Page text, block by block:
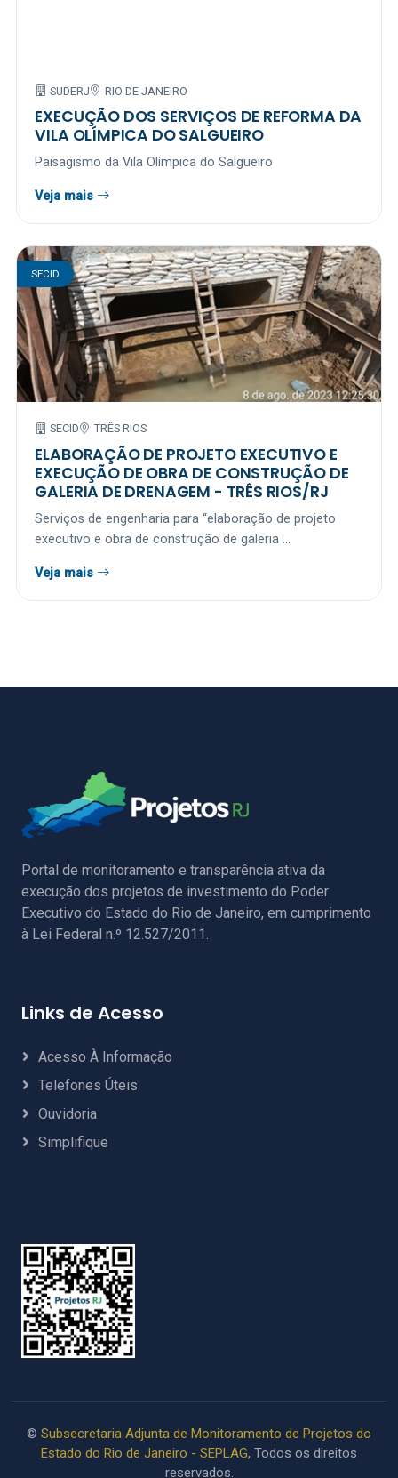
SUDERJ RIO DE JANEIRO
EXECUÇÃO DOS SERVIÇOS DE REFORMA DA
VILA OLÍMPICA DO SALGUEIRO
Paisagismo da Vila Olímpica do Salgueiro
Veja mais
SECID
SECID TRÊS RIOS
ELABORAÇÃO DE PROJETO EXECUTIVO E
EXECUÇÃO DE OBRA DE CONSTRUÇÃO DE
GALERIA DE DRENAGEM - TRÊS RIOS/RJ
Serviços de engenharia para “elaboração de projeto
executivo e obra de construção de galeria ...
Veja mais
Portal de monitoramento e transparência ativa da
execução dos projetos de investimento do Poder
Executivo do Estado do Rio de Janeiro, em cumprimento
à Lei Federal n.º 12.527/2011.
Links de Acesso
Acesso À Informação
Telefones Úteis
Ouvidoria
Simplifique
© Subsecretaria Adjunta de Monitoramento de Projetos do
Estado do Rio de Janeiro - SEPLAG, Todos os direitos
reservados.